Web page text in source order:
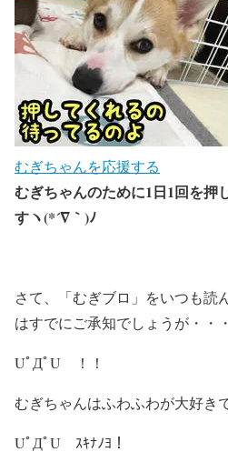
むぎちゃんを応援する
むぎちゃんのために1日1回を押
すヽ(*´∇｀)ﾉ
さて、「むぎブロ」をいつも読
はすでにご承知でしょうが・・
UﾟДﾟU ！！
むぎちゃんはふわふわが大好き
UﾟДﾟU ｽｷﾅﾉﾖ！